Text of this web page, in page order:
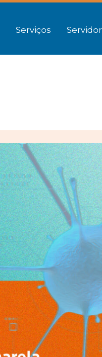
Serviços Servidor